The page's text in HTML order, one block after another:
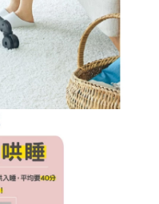
之損失，本公司不負相關責
帳號之用戶狀況，依本公司即
之情形，本公司將視審查結果
冊。若發現惡意使用之情形，
使用額度並採取法律行動。